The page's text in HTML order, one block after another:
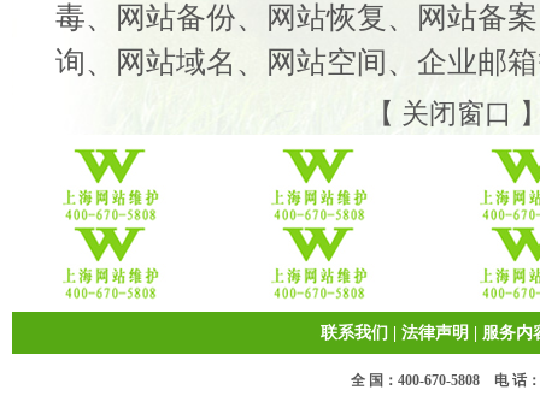
毒、 网站备份、 网站恢复、 网站备案
询、 网站域名 、 网站空间 、 企业邮箱
【 关闭窗口
联系我们 法律声明 服务内
全 国：400-670-5808 电 话